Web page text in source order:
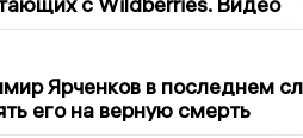
Ярченков в последнем
его на верную смерть